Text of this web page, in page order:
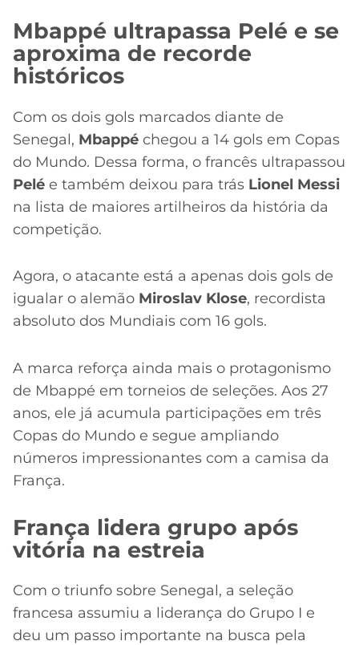
Mbappé ultrapassa Pelé e se
aproxima de recorde
históricos
Com os dois gols marcados diante de
Senegal, Mbappé chegou a 14 gols em Copas
do Mundo. Dessa forma, o francês ultrapassou
Pelé e também deixou para trás Lionel Messi
na lista de maiores artilheiros da história da
competição.
Agora, o atacante está a apenas dois gols de
igualar o alemão Miroslav Klose, recordista
absoluto dos Mundiais com 16 gols.
A marca reforça ainda mais o protagonismo
de Mbappé em torneios de seleções. Aos 27
anos, ele já acumula participações em três
Copas do Mundo e segue ampliando
números impressionantes com a camisa da
França.
França lidera grupo após
vitória na estreia
Com o triunfo sobre Senegal, a seleção
francesa assumiu a liderança do Grupo I e
deu um passo importante na busca pela